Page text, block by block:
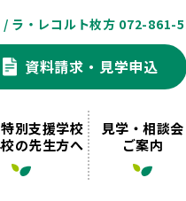
/ ラ・レコルト枚方 072-861-
資料請求・見学申込
別支援学校
の先生方へ
見学・相談会
ご案内